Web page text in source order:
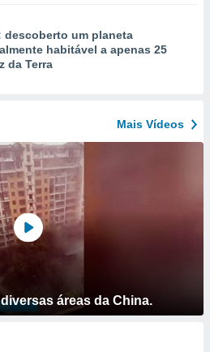
descoberto um planeta
habitável a apenas 25
da Terra
Mais Vídeos
áreas da China.